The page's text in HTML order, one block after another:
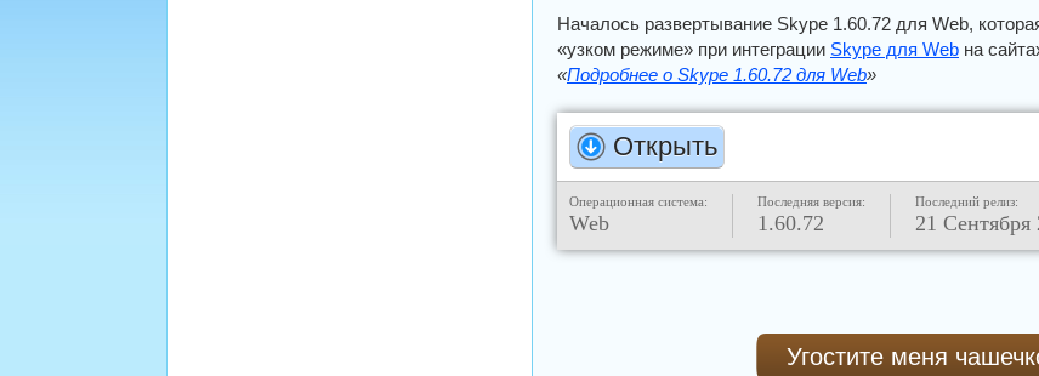
Началось развертывание Skype 1.60.72 для Web,
«узком режиме» при интеграции Skype для Web на
«Подробнее о Skype 1.60.72 для Web»
Открыть
Операционная система:
Web
Последняя версия:
1.60.72
Последний релиз:
21 Сентября
Угостите меня